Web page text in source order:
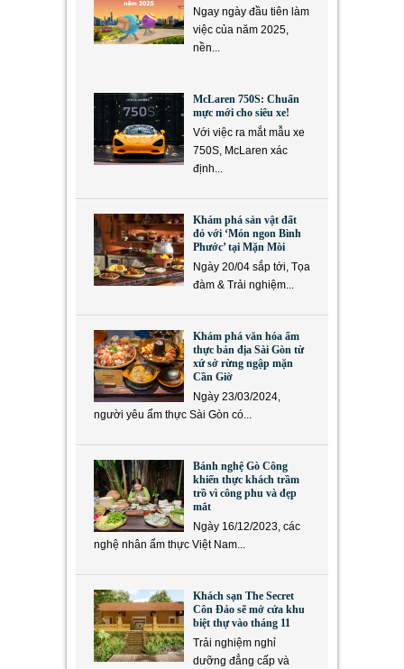
Ngay ngày đầu tiên làm
việc của năm 2025,
nền...
McLaren 750S: Chuẩn
mực mới cho siêu xe!
Với việc ra mắt mẫu xe
750S, McLaren xác
định...
Khám phá sản vật đất
đỏ với ‘Món ngon Bình
Phước’ tại Mặn Mòi
Ngày 20/04 sắp tới, Tọa
đàm & Trải nghiệm...
Khám phá văn hóa ẩm
thực bản địa Sài Gòn từ
xứ sở rừng ngập mặn
Cần Giờ
Ngày 23/03/2024,
người yêu ẩm thực Sài Gòn có...
Bánh nghệ Gò Công
khiến thực khách trầm
trồ vì công phu và đẹp
mắt
Ngày 16/12/2023, các
nghệ nhân ẩm thực Việt Nam...
Khách sạn The Secret
Côn Đảo sẽ mở cửa khu
biệt thự vào tháng 11
Trải nghiệm nghỉ
dưỡng đẳng cấp và